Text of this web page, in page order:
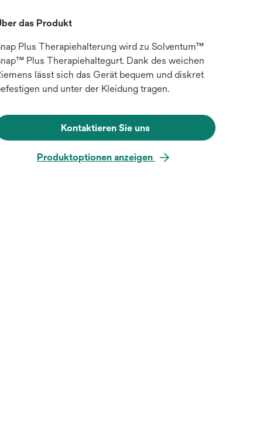
das Produkt
Plus Therapiehalterung wird zu Solventum™
Plus Therapiehaltegurt. Dank des weichen
lässt sich das Gerät bequem und diskret
und unter der Kleidung tragen.
Kontaktieren Sie uns
Produktoptionen anzeigen